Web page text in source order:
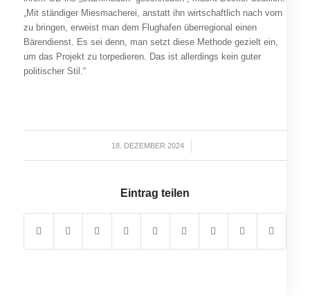
„Mit ständiger Miesmacherei, anstatt ihn wirtschaftlich nach vorn
zu bringen, erweist man dem Flughafen überregional einen
Bärendienst. Es sei denn, man setzt diese Methode gezielt ein,
um das Projekt zu torpedieren. Das ist allerdings kein guter
politischer Stil.“
18. DEZEMBER 2024
/
Eintrag teilen